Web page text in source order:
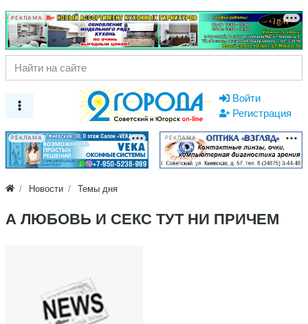
РЕКЛАМА
Войти
Регистрация
РЕКЛАМА РЕКЛАМА
Новости Темы дня
А ЛЮБОВЬ И СЕКС ТУТ НИ ПРИЧЕМ